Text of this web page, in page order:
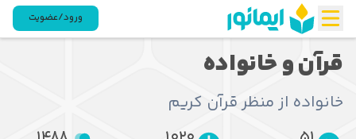
ورود/عضویت
قرآن و خانواده
خانواده از منظر قرآن کریم